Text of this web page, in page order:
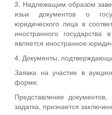
3. Надлежащим образом
язык документов о
юридического лица в
иностранного
является иностранное
4. Документы,
Заявка на участие в
форме.
Представление
задатка, признается